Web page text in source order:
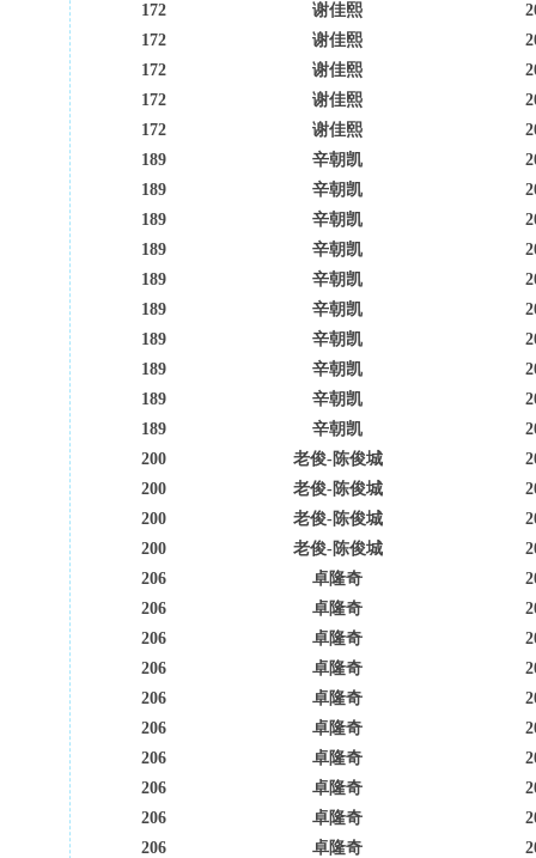
172
谢佳熙
172
谢佳熙
172
谢佳熙
172
谢佳熙
172
谢佳熙
189
辛朝凯
189
辛朝凯
189
辛朝凯
189
辛朝凯
189
辛朝凯
189
辛朝凯
189
辛朝凯
189
辛朝凯
189
辛朝凯
189
辛朝凯
200
老俊-陈俊城
200
老俊-陈俊城
200
老俊-陈俊城
200
老俊-陈俊城
206
卓隆奇
206
卓隆奇
206
卓隆奇
206
卓隆奇
206
卓隆奇
206
卓隆奇
206
卓隆奇
206
卓隆奇
206
卓隆奇
206
卓隆奇